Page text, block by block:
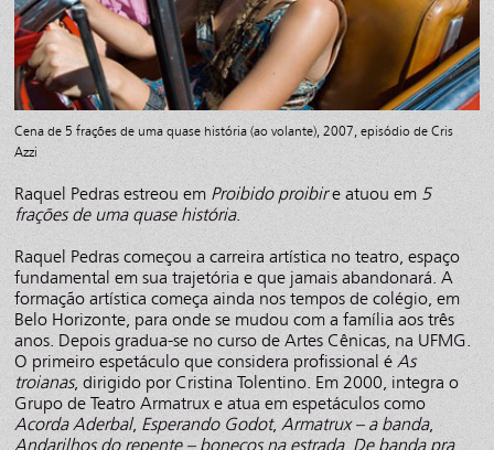
Cena de 5 frações de uma quase história (ao volante), 2007, episódio de Cris
Azzi
Raquel Pedras estreou em Proibido proibire atuou em 5
frações de uma quase história.
Raquel Pedras começou a carreira artística no teatro, espaço
fundamental em sua trajetória e que jamais abandonará. A
formação artística começa ainda nos tempos de colégio, em
Belo Horizonte, para onde se mudou com a família aos três
anos. Depois gradua-se no curso de Artes Cênicas, na UFMG.
O primeiro espetáculo que considera profissional é As
troianas, dirigido por Cristina Tolentino. Em 2000, integra o
Grupo de Teatro Armatrux e atua em espetáculos como
Acorda Aderbal, Esperando Godot, Armatrux – a banda,
Andarilhos do repente – bonecos na estrada, De banda pra